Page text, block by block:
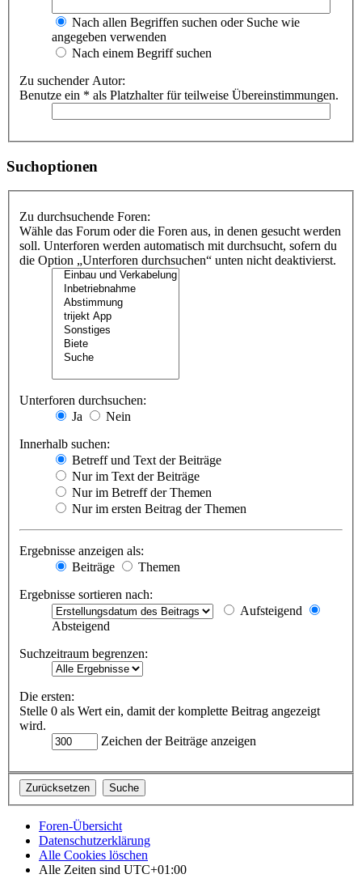
Nach allen Begriffen suchen oder Suche wie
angegeben verwenden
Nach einem Begriff suchen
Zu suchender Autor:
Benutze ein * als Platzhalter für teilweise Übereinstimmungen.
Suchoptionen
Zu durchsuchende Foren:
Wähle das Forum oder die Foren aus, in denen gesucht werden
soll. Unterforen werden automatisch mit durchsucht, sofern du
die Option „Unterforen durchsuchen“ unten nicht deaktivierst.
Unterforen durchsuchen:
Ja
Nein
Innerhalb suchen:
Betreff und Text der Beiträge
Nur im Text der Beiträge
Nur im Betreff der Themen
Nur im ersten Beitrag der Themen
Ergebnisse anzeigen als:
Beiträge
Themen
Ergebnisse sortieren nach:
Aufsteigend
Absteigend
Suchzeitraum begrenzen:
Die ersten:
Stelle 0 als Wert ein, damit der komplette Beitrag angezeigt
wird.
Zeichen der Beiträge anzeigen
Foren-Übersicht
Datenschutzerklärung
Alle Cookies löschen
Alle Zeiten sind UTC+01:00